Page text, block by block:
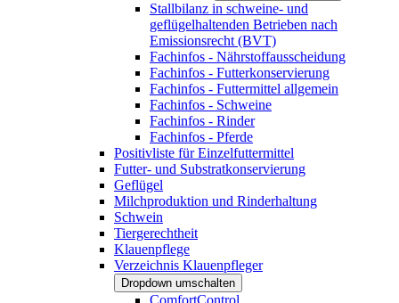
Stallbilanz in schweine- und
geflügelhaltenden Betrieben nach
Emissionsrecht (BVT)
Fachinfos - Nährstoffausscheidung
Fachinfos - Futterkonservierung
Fachinfos - Futtermittel allgemein
Fachinfos - Schweine
Fachinfos - Rinder
Fachinfos - Pferde
Positivliste für Einzelfuttermittel
Futter- und Substratkonservierung
Geflügel
Milchproduktion und Rinderhaltung
Schwein
Tiergerechtheit
Klauenpflege
Verzeichnis Klauenpfleger
Dropdown umschalten